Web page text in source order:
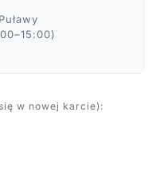
w nowej karcie):